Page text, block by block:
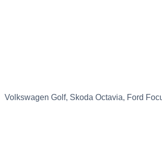
Volkswagen Golf, Skoda Octavia, Ford